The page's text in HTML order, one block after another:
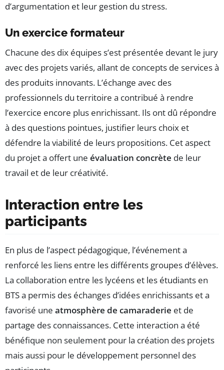
d’argumentation et leur gestion du stress.
Un exercice formateur
Chacune des dix équipes s’est présentée devant le jury
avec des projets variés, allant de concepts de services à
des produits innovants. L’échange avec des
professionnels du territoire a contribué à rendre
l’exercice encore plus enrichissant. Ils ont dû répondre
à des questions pointues, justifier leurs choix et
défendre la viabilité de leurs propositions. Cet aspect
du projet a offert une évaluation concrète de leur
travail et de leur créativité.
Interaction entre les
participants
En plus de l’aspect pédagogique, l’événement a
renforcé les liens entre les différents groupes d’élèves.
La collaboration entre les lycéens et les étudiants en
BTS a permis des échanges d’idées enrichissants et a
favorisé une atmosphère de camaraderie et de
partage des connaissances. Cette interaction a été
bénéfique non seulement pour la création des projets
mais aussi pour le développement personnel des